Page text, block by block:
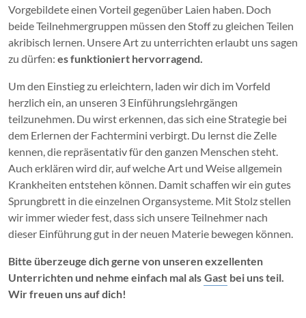
Vorgebildete einen Vorteil gegenüber Laien haben. Doch
beide Teilnehmergruppen müssen den Stoff zu gleichen Teilen
akribisch lernen. Unsere Art zu unterrichten erlaubt uns sagen
zu dürfen: es funktioniert hervorragend.
Um den Einstieg zu erleichtern, laden wir dich im Vorfeld
herzlich ein, an unseren 3 Einführungslehrgängen
teilzunehmen. Du wirst erkennen, das sich eine Strategie bei
dem Erlernen der Fachtermini verbirgt. Du lernst die Zelle
kennen, die repräsentativ für den ganzen Menschen steht.
Auch erklären wird dir, auf welche Art und Weise allgemein
Krankheiten entstehen können. Damit schaffen wir ein gutes
Sprungbrett in die einzelnen Organsysteme. Mit Stolz stellen
wir immer wieder fest, dass sich unsere Teilnehmer nach
dieser Einführung gut in der neuen Materie bewegen können.
Bitte überzeuge dich gerne von unseren exzellenten
Unterrichten und nehme einfach mal als Gast bei uns teil.
Wir freuen uns auf dich!